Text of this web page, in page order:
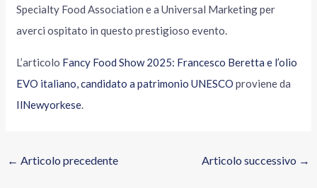
Specialty Food Association e a Universal Marketing per
averci ospitato in questo prestigioso evento.
L’articolo Fancy Food Show 2025: Francesco Beretta e l’olio
EVO italiano, candidato a patrimonio UNESCO proviene da
IlNewyorkese.
← Articolo precedente Articolo successivo →